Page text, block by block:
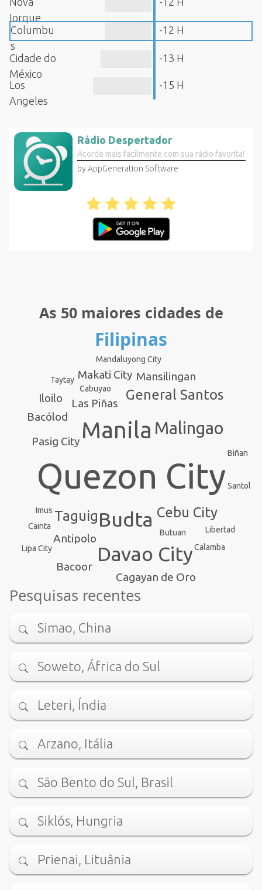
Iorque
Columbu
s
-12 H
Cidade do
México
-13 H
Los
Angeles
-15 H
Rádio Despertador
Acorde mais facilmente com sua rádio favorita!
by AppGeneration Software
As 50 maiores cidades de
Filipinas
Quezon City
Manila
Budta
Davao City
Malingao
Cebu City
General Santos
Taguig
Pasig City
Las Piñas
Antipolo
Makati City
Bacólod
Mansilingan
Cagayan de Oro
Iloilo
Bacoor
Calamba
Butuan
Cabuyao
Mandaluyong City
Biñan
Santol
Cainta Libertad
Taytay
Imus
Lipa City
Pesquisas recentes
Simao, China
Soweto, África do Sul
Leteri, Índia
Arzano, Itália
São Bento do Sul, Brasil
Siklós, Hungria
Prienai, Lituânia